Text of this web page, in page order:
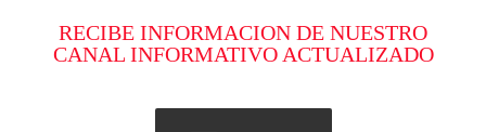
RECIBE INFORMACION DE NUESTRO
CANAL INFORMATIVO ACTUALIZADO